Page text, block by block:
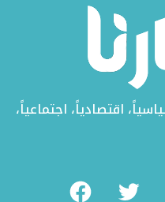
اقتصادياً، اجتماعياً،